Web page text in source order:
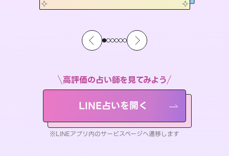
高評価の占い師を見てみよう
LINE占いを開く
※LINEアプリ内のサービスページへ遷移します